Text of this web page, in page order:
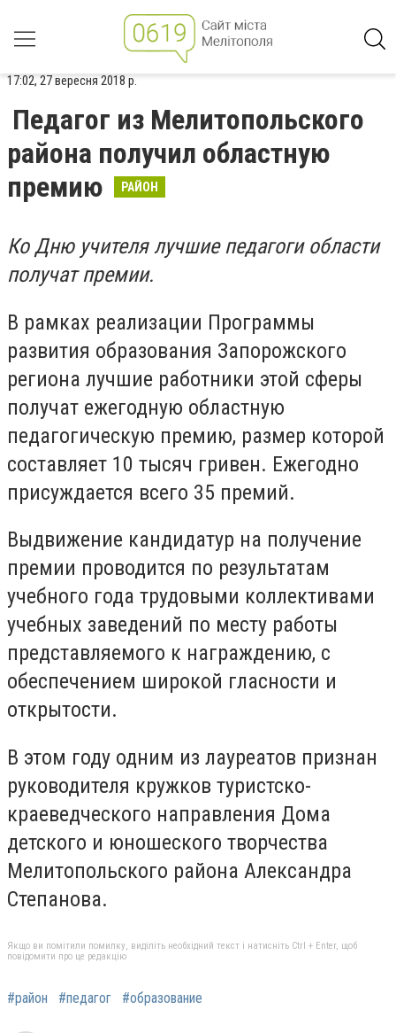
17:02, 27 вересня 2018 р.
Педагог из Мелитопольского
района получил областную
премию
РАЙОН
Ко Дню учителя лучшие педагоги области
получат премии.
В рамках реализации Программы
развития образования Запорожского
региона лучшие работники этой сферы
получат ежегодную областную
педагогическую премию, размер которой
составляет 10 тысяч гривен. Ежегодно
присуждается всего 35 премий.
Выдвижение кандидатур на получение
премии проводится по результатам
учебного года трудовыми коллективами
учебных заведений по месту работы
представляемого к награждению, с
обеспечением широкой гласности и
открытости.
В этом году одним из лауреатов признан
руководителя кружков туристско-
краеведческого направления Дома
детского и юношеского творчества
Мелитопольского района Александра
Степанова.
Якщо ви помітили помилку, виділіть необхідний текст і натисніть Ctrl + Enter, щоб
повідомити про це редакцію
#район #педагог #образование